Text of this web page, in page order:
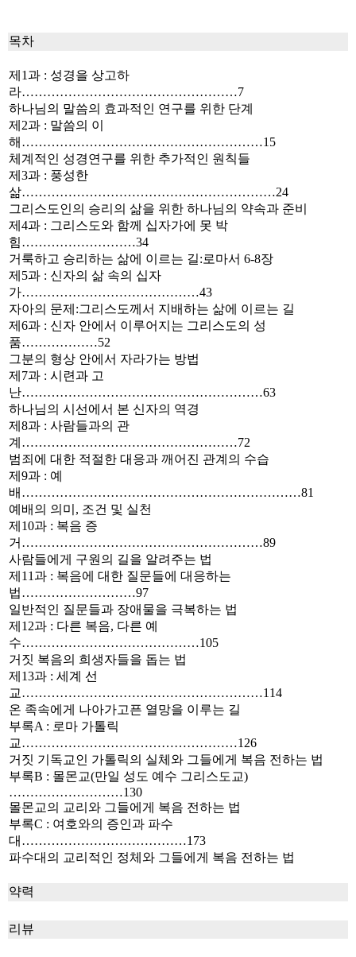
목차
제1과 : 성경을 상고하
라……………………………………………7
하나님의 말씀의 효과적인 연구를 위한 단계
제2과 : 말씀의 이
해…………………………………………………15
체계적인 성경연구를 위한 추가적인 원칙들
제3과 : 풍성한
삶……………………………………………………24
그리스도인의 승리의 삶을 위한 하나님의 약속과 준비
제4과 : 그리스도와 함께 십자가에 못 박
힘………………………34
거룩하고 승리하는 삶에 이르는 길:로마서 6-8장
제5과 : 신자의 삶 속의 십자
가……………………………………43
자아의 문제:그리스도께서 지배하는 삶에 이르는 길
제6과 : 신자 안에서 이루어지는 그리스도의 성
품………………52
그분의 형상 안에서 자라가는 방법
제7과 : 시련과 고
난…………………………………………………63
하나님의 시선에서 본 신자의 역경
제8과 : 사람들과의 관
계……………………………………………72
범죄에 대한 적절한 대응과 깨어진 관계의 수습
제9과 : 예
배…………………………………………………………81
예배의 의미, 조건 및 실천
제10과 : 복음 증
거…………………………………………………89
사람들에게 구원의 길을 알려주는 법
제11과 : 복음에 대한 질문들에 대응하는
법………………………97
일반적인 질문들과 장애물을 극복하는 법
제12과 : 다른 복음, 다른 예
수……………………………………105
거짓 복음의 희생자들을 돕는 법
제13과 : 세계 선
교…………………………………………………114
온 족속에게 나아가고픈 열망을 이루는 길
부록A : 로마 가톨릭
교……………………………………………126
거짓 기독교인 가톨릭의 실체와 그들에게 복음 전하는 법
부록B : 몰몬교(만일 성도 예수 그리스도교)
………………………130
몰몬교의 교리와 그들에게 복음 전하는 법
부록C : 여호와의 증인과 파수
대…………………………………173
파수대의 교리적인 정체와 그들에게 복음 전하는 법
약력
리뷰